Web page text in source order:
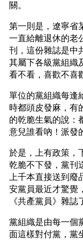
關。
第一則是，遼寧省
一直給離退休的老
刊，這份雜誌是中
其屬下各級黨組織
看不看，喜歡不喜
單位的黨組織每逢
時都頭皮發麻，有
的乾脆生氣的說：
意兒誰看吶！派發
於是，上有政策，
乾脆不下發，黨刊
上千本直接送到廢
安黨員最近才驚覺
《共產黨員》雜誌
黨組織是由每一個
面這樣對付黨，黨